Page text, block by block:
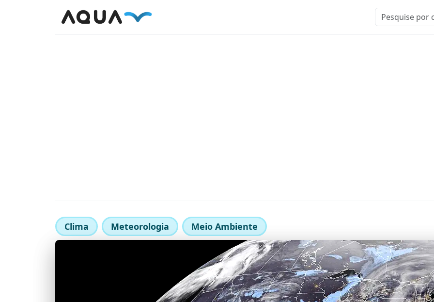
Clima Meteorologia Meio Ambiente